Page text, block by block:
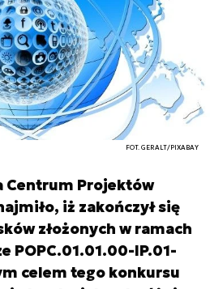
FOT. GERALT/PIXABAY
Centrum Projektów
iż zakończył się
złożonych w ramach
POPC.01.01.00-IP.01-
celem tego konkursu